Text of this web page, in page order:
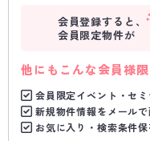
会員登録すると、
会員限定物件が
他にもこんな会員様
会員限定イベント・セ
新規物件情報をメール
お気に入り・検索条件